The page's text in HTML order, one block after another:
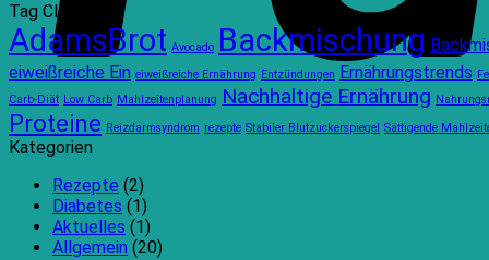
Tag Cloud
AdamsBrot Avocado Backmischung
eiweißreiche Ein eiweißreiche Ernährung Entzündungen Ernährungstrends
Carb-Diät Low Carb Mahlzeitenplanung Nachhaltige Ernährung
Proteine Reizdarmsyndrom rezepte Stabiler Blutzuckerspiegel Sättigende
Kategorien
Rezepte (2)
Diabetes (1)
Aktuelles (1)
Allgemein (20)